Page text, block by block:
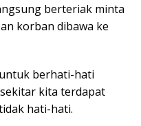
berteriak minta
korban dibawa ke
berhati-hati
kita terdapat
hati-hati.